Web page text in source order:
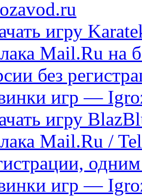
игру
Mail.Ru на
без
игр —
игру
Mail.Ru /
игр —